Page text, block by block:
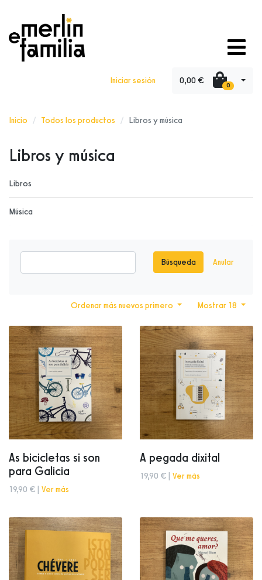
Iniciar sesión 0,00 € 0
Inicio Todos los productos Libros y música
Libros y música
Libros
Música
Búsqueda Anular
Mostrar 18
Ordenar más nuevos primero
As bicicletas si son
para Galicia
19,90 € | Ver más
A pegada dixital
19,90 € | Ver más